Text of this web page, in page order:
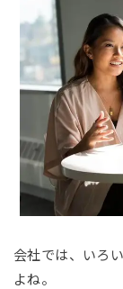
会社では、いろ
よね。